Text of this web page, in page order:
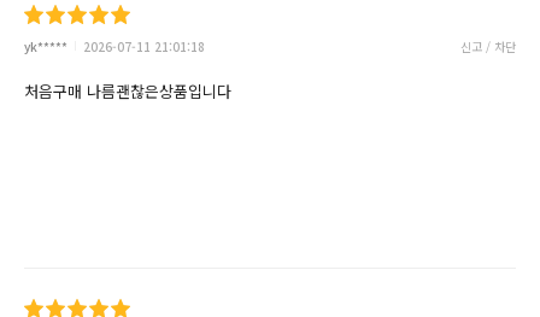
yk***** 2026-07-11 21:01:18 신고 / 차단
처음구매 나름괜찮은상품입니다